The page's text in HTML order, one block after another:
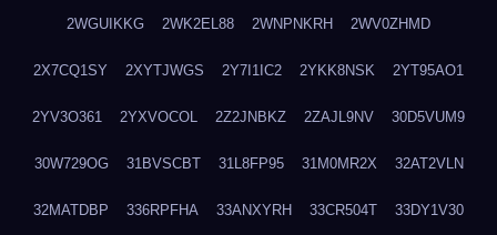
2WGUIKKG 2WK2EL88 2WNPNKRH 2WV0ZHMD
2X7CQ1SY 2XYTJWGS 2Y7I1IC2 2YKK8NSK 2YT95AO1
2YV3O361 2YXVOCOL 2Z2JNBKZ 2ZAJL9NV 30D5VUM9
30W729OG 31BVSCBT 31L8FP95 31M0MR2X 32AT2VLN
32MATDBP 336RPFHA 33ANXYRH 33CR504T 33DY1V30